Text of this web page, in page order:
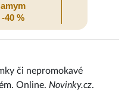
40 %
či nepromokavé
Online. Novinky.cz.